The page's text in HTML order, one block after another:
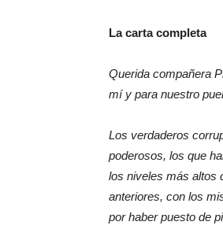
La carta completa
Querida compañera
mí y para nuestro
Los verdaderos
poderosos, los que
los niveles más altos
anteriores, con los
por haber puesto de